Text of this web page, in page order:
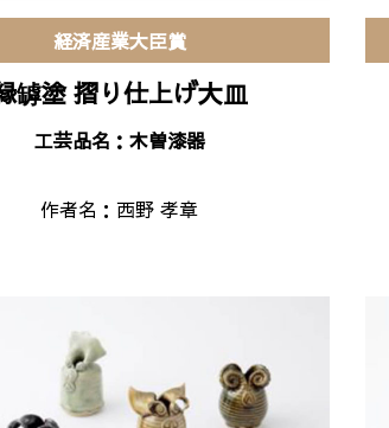
経済産業大臣賞
罅塗 摺り仕上げ大皿
工芸品名：木曽漆器
作者名：西野 孝章